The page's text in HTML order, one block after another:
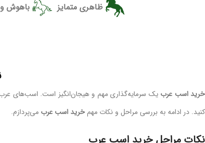
ظاهری متمایز باهوش
خريد اسب عرب یک سرمایه‌گذاری مهم و هیجان‌انگیز است. اسب‌های
کنید. در ادامه به بررسی مراحل و نکات مهمخرید اسب عرب می‌پردازم.